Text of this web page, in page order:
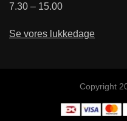
7.30 – 15.00
Se vores lukkedage
Copyright